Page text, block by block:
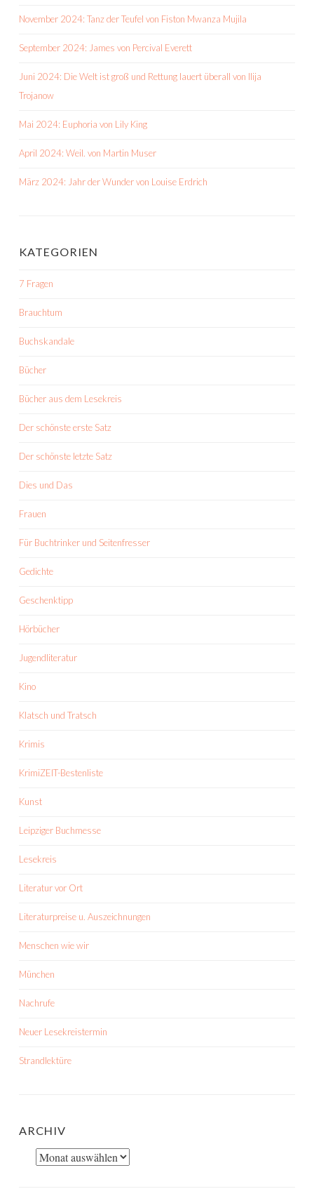
November 2024: Tanz der Teufel von Fiston Mwanza Mujila
September 2024: James von Percival Everett
Juni 2024: Die Welt ist groß und Rettung lauert überall von Ilija
Trojanow
Mai 2024: Euphoria von Lily King
April 2024: Weil. von Martin Muser
März 2024: Jahr der Wunder von Louise Erdrich
KATEGORIEN
7 Fragen
Brauchtum
Buchskandale
Bücher
Bücher aus dem Lesekreis
Der schönste erste Satz
Der schönste letzte Satz
Dies und Das
Frauen
Für Buchtrinker und Seitenfresser
Gedichte
Geschenktipp
Hörbücher
Jugendliteratur
Kino
Klatsch und Tratsch
Krimis
KrimiZEIT-Bestenliste
Kunst
Leipziger Buchmesse
Lesekreis
Literatur vor Ort
Literaturpreise u. Auszeichnungen
Menschen wie wir
München
Nachrufe
Neuer Lesekreistermin
Strandlektüre
ARCHIV
Archiv